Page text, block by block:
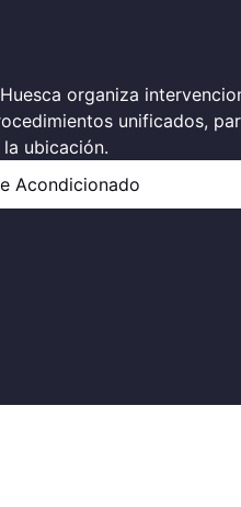
organiza
unificados,
ubicación.
Acondicionado